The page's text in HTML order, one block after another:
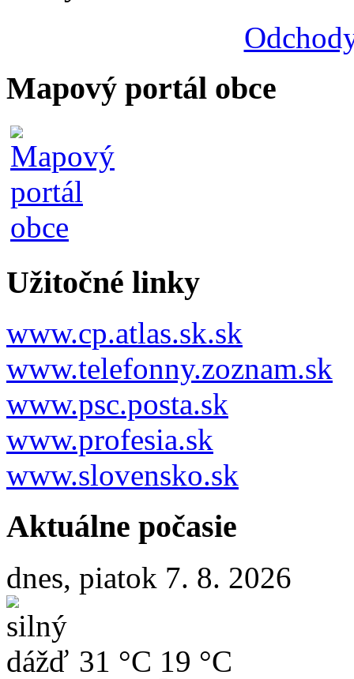
Mapový portál obce
Užitočné linky
www.cp.atlas.sk.sk
www.telefonny.zoznam.sk
www.psc.posta.sk
www.profesia.sk
www.slovensko.sk
Aktuálne počasie
dnes, piatok 7. 8. 2026
31 °C 19 °C